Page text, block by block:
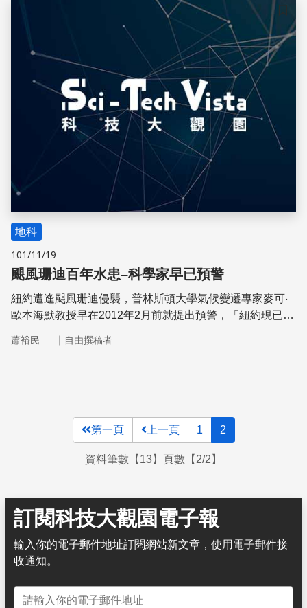
儲存
地科
101/11/19
颶風珊迪百年水患–科學家早已預警
紐約遭逢颶風珊迪侵襲，普林斯頓大學氣候變遷專家麥可‧
歐本海默教授早在2012年2月前就提出預警，「紐約現已禁
升及颶風生成的氣候條件改變，是成災的元凶。德州大學氣
蕭裕民 ｜ 自由撰稿者
第一頁 上一頁 1 2
資料筆數【13】頁數【2/2】
訂閱科技大觀園電子報
輸入你的電子郵件地址訂閱網站新文章，使用電子郵件接
收通知。
電子郵件地址